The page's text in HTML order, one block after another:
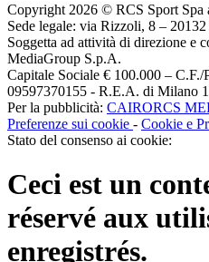
Copyright 2026 © RCS Sport Spa
Sede legale: via Rizzoli, 8 –
Soggetta ad attività di direzione e
MediaGroup S.p.A.
Capitale Sociale € 100.000 –
09597370155 - R.E.A. di Milano
Per la pubblicità: CAIRORCS
Preferenze sui cookie - Cookie e
Stato del consenso ai cookie:
Ceci est un
réservé aux
enregistrés.